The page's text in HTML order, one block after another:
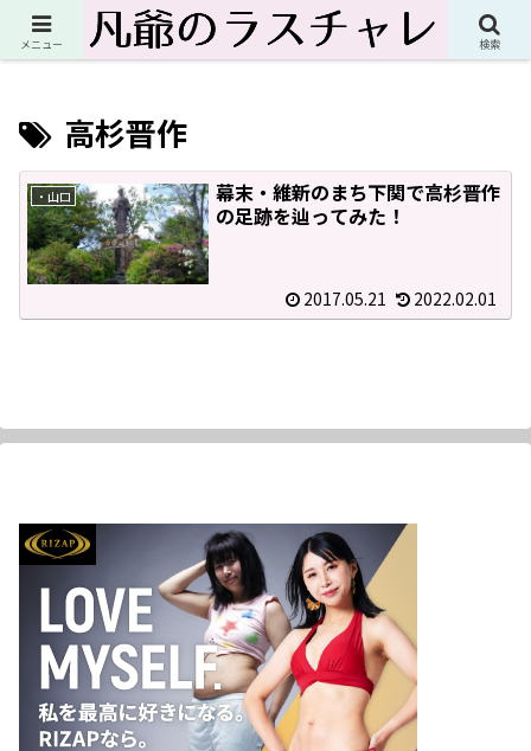
人生これからこれから！ただのジジイの最後の悪あがきブログ
高杉晋作
・山口
幕末・維新のまち下関で高杉晋作
の足跡を辿ってみた！
2017.05.21 2022.02.01
メニュー 検索